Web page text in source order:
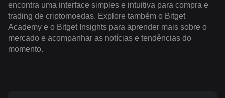
encontra uma interface simples e intuitiva para compra e
trading de criptomoedas. Explore também o Bitget
Academy e o Bitget Insights para aprender mais sobre o
mercado e acompanhar as notícias e tendências do
momento.